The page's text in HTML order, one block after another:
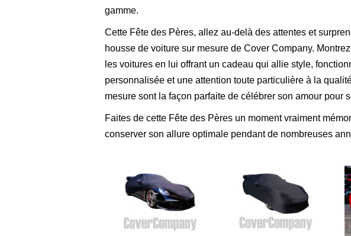
gamme.
Cette Fête des Pères, allez au-delà des attentes et
housse de voiture sur mesure de Cover Company.
les voitures en lui offrant un cadeau qui allie style,
personnalisée et une attention toute particulière à la
mesure sont la façon parfaite de célébrer son amour pour
Faites de cette Fête des Pères un moment vraiment
conserver son allure optimale pendant de nombreuses